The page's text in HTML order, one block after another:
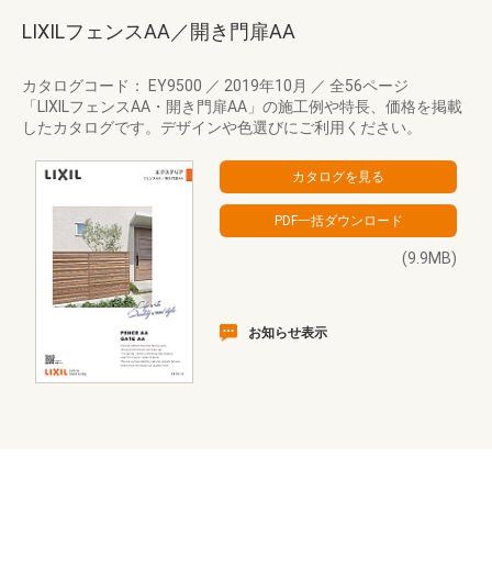
LIXILフェンスAA／開き門扉AA
カタログコード： EY9500 ／ 2019年10月 ／ 全56ページ
「LIXILフェンスAA・開き門扉AA」の施工例や特長、価格を掲載
したカタログです。デザインや色選びにご利用ください。
(9.9MB)
お知らせ表示